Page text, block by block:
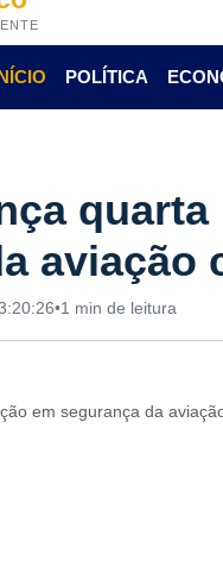
POLÍTICA
quarta
aviação
•1 min de leitura
em segurança da